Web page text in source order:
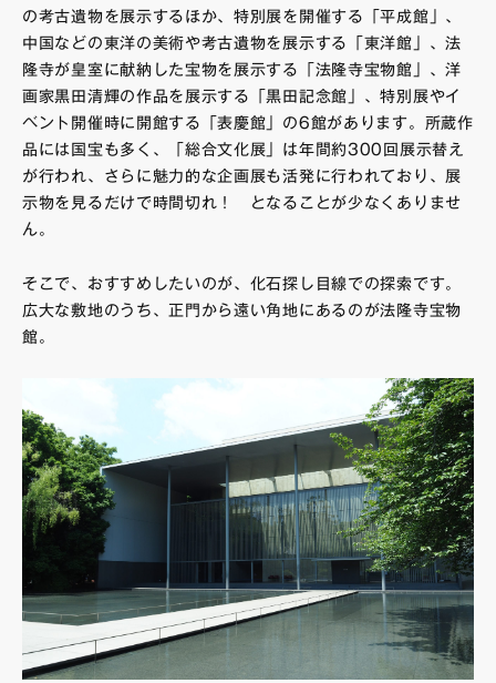
の考古遺物を展示するほか、特別展を開催する「平成館」、
中国などの東洋の美術や考古遺物を展示する「東洋館」、法
隆寺が皇室に献納した宝物を展示する「法隆寺宝物館」、洋
画家黒田清輝の作品を展示する「黒田記念館」、特別展やイ
ベント開催時に開館する「表慶館」の6館があります。所蔵作
品には国宝も多く、「総合文化展」は年間約300回展示替え
が行われ、さらに魅力的な企画展も活発に行われており、展
示物を見るだけで時間切れ！ となることが少なくありませ
ん。
そこで、おすすめしたいのが、化石探し目線での探索です。
広大な敷地のうち、正門から遠い角地にあるのが法隆寺宝物
館。